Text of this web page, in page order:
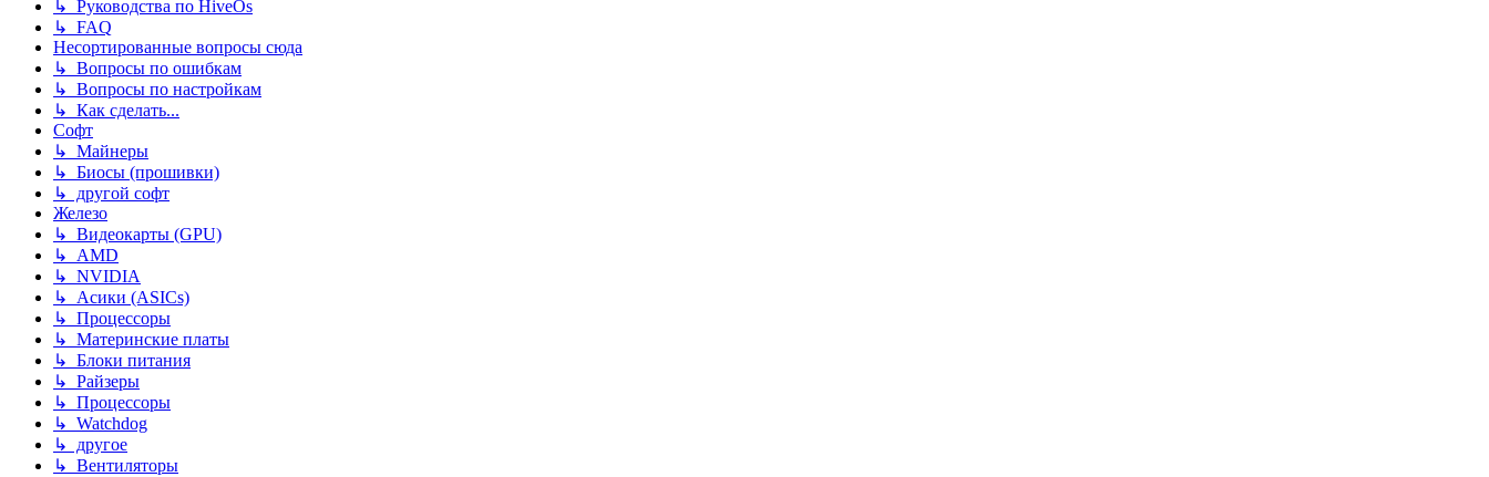
↳ Руководства по HiveOs
↳ FAQ
Несортированные вопросы сюда
↳ Вопросы по ошибкам
↳ Вопросы по настройкам
↳ Как сделать...
Софт
↳ Майнеры
↳ Биосы (прошивки)
↳ другой софт
Железо
↳ Видеокарты (GPU)
↳ AMD
↳ NVIDIA
↳ Асики (ASICs)
↳ Процессоры
↳ Материнские платы
↳ Блоки питания
↳ Райзеры
↳ Процессоры
↳ Watchdog
↳ другое
↳ Вентиляторы